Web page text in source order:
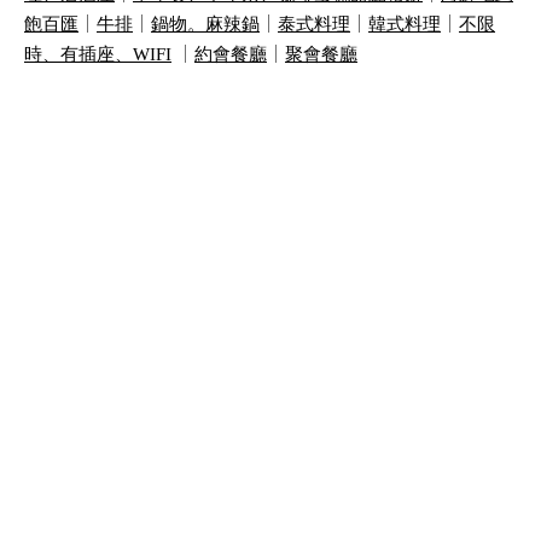
飽百匯
牛排 鍋物。麻辣鍋 泰式料理 韓式料理
不限
時、有插座、 WIFI 約會餐廳 聚會餐廳